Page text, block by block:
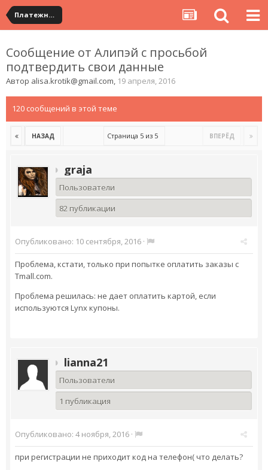
Платежная система ALIPAY и оплата банковскими картами
Сообщение от Алипэй с просьбой
подтвердить свои данные
Автор alisa.krotik@gmail.com, 19 апреля, 2016
120 сообщений в этой теме
НАЗАД ВПЕРЁД
Страница 5 из 5
graja
Пользователи
82 публикации
Опубликовано: 10 сентября, 2016 ·
Проблема, кстати, только при попытке оплатить заказы с
Tmall.com.
Проблема решилась: не дает оплатить картой, если
используются Lynx купоны.
lianna21
Пользователи
1 публикация
Опубликовано: 4 ноября, 2016 ·
при регистрации не приходит код на телефон( что делать?